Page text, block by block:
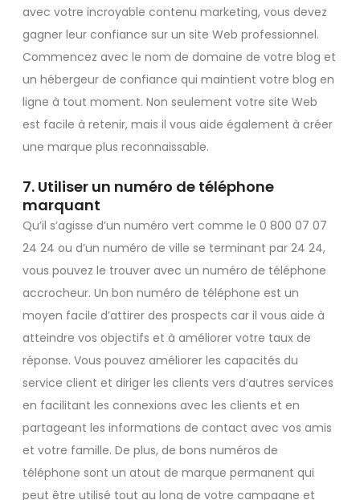
avec votre incroyable contenu marketing, vous devez
gagner leur confiance sur un site Web professionnel.
Commencez avec le nom de domaine de votre blog et
un hébergeur de confiance qui maintient votre blog en
ligne à tout moment. Non seulement votre site Web
est facile à retenir, mais il vous aide également à créer
une marque plus reconnaissable.
7. Utiliser un numéro de téléphone
marquant
Qu’il s’agisse d’un numéro vert comme le 0 800 07 07
24 24 ou d’un numéro de ville se terminant par 24 24,
vous pouvez le trouver avec un numéro de téléphone
accrocheur. Un bon numéro de téléphone est un
moyen facile d’attirer des prospects car il vous aide à
atteindre vos objectifs et à améliorer votre taux de
réponse. Vous pouvez améliorer les capacités du
service client et diriger les clients vers d’autres services
en facilitant les connexions avec les clients et en
partageant les informations de contact avec vos amis
et votre famille. De plus, de bons numéros de
téléphone sont un atout de marque permanent qui
peut être utilisé tout au long de votre campagne et